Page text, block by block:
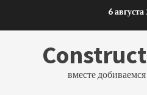
6
вместе